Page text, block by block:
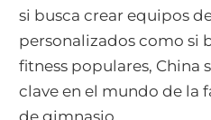
si busca crear equipos
personalizados como si
fitness populares, China
clave en el mundo de la
de gimnasio.